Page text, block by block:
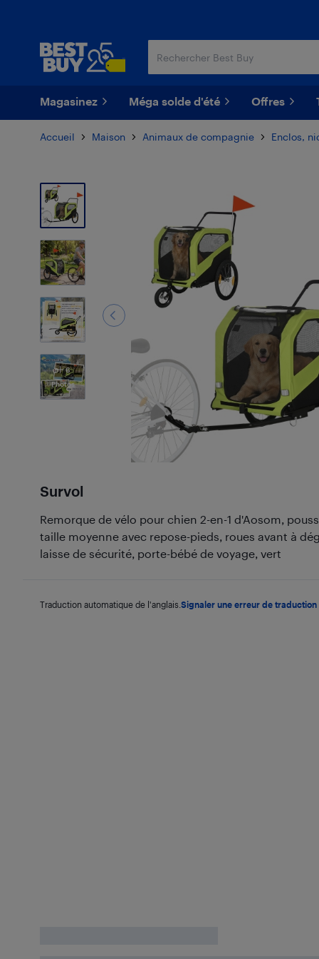
Magasinez Méga solde d'été Offres
Accueil Maison Animaux de compagnie Enclos,
6
Photos
Survol
Remorque de vélo pour chien 2-en-1 d'Aosom,
taille moyenne avec repose-pieds, roues avant à
laisse de sécurité, porte-bébé de voyage, vert
Traduction automatique de l'anglais. Signaler une erreur de traduction